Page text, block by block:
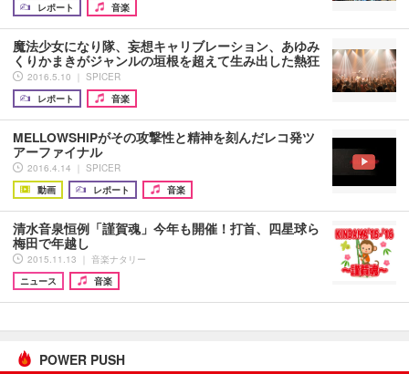
レポート
音楽
魔法少女になり隊、妄想キャリブレーション、あゆみ
くりかまきがジャンルの垣根を超えて生み出した熱狂
2016.5.10 ｜ SPICER
レポート
音楽
MELLOWSHiPがその攻撃性と精神を刻んだレコ発ツ
アーファイナル
2016.4.14 ｜ SPICER
動画
レポート 音楽
清水音泉恒例「謹賀魂」今年も開催！打首、四星球ら
梅田で年越し
2015.11.13 ｜ 音楽ナタリー
ニュース
音楽
POWER PUSH